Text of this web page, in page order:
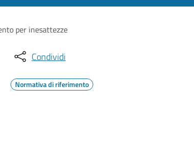
per inesattezze
Condividi
Normativa di riferimento